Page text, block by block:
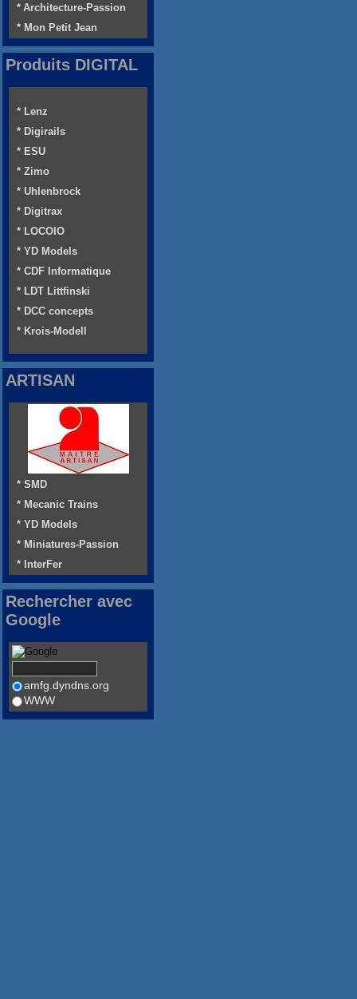
* Architecture-Passion
* Mon Petit Jean
Produits DIGITAL
* Lenz
* Digirails
* ESU
* Zimo
* Uhlenbrock
* Digitrax
* LOCOIO
* YD Models
* CDF Informatique
* LDT Littfinski
* DCC concepts
* Krois-Modell
ARTISAN
* SMD
* Mecanic Trains
* YD Models
* Miniatures-Passion
* InterFer
Rechercher avec
Google
amfg.dyndns.org
WWW